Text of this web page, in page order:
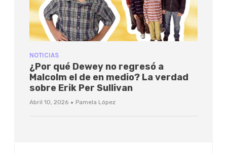
NOTICIAS
¿Por qué Dewey no regresó a
Malcolm el de en medio? La verdad
sobre Erik Per Sullivan
Abril 10, 2026 · Pamela López